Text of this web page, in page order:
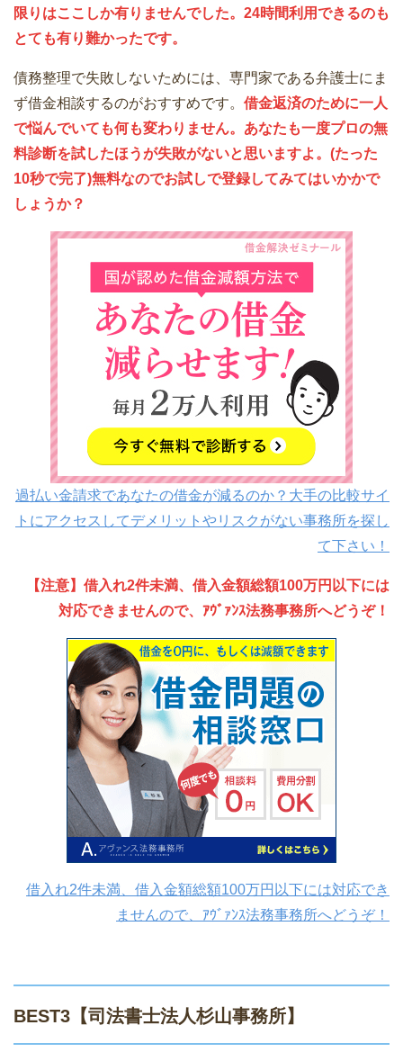
限りはここしか有りませんでした。24時間利用できるのも
とても有り難かったです。
債務整理で失敗しないためには、専門家である弁護士にま
ず借金相談するのがおすすめです。 借金返済のために一人
で悩んでいても何も変わりません。あなたも一度プロの無
料診断を試したほうが失敗がないと思いますよ。(たった
10秒で完了)無料なのでお試しで登録してみてはいかかで
しょうか？
過払い金請求であなたの借金が減るのか？大手の比較サイ
トにアクセスしてデメリットやリスクがない事務所を探し
て下さい！
【注意】借入れ2件未満、借入金額総額100万円以下には
対応できませんので、ｱｳﾞｧﾝｽ法務事務所へどうぞ！
借入れ2件未満、借入金額総額100万円以下には対応でき
ませんので、ｱｳﾞｧﾝｽ法務事務所へどうぞ！
BEST3【司法書士法人杉山事務所】